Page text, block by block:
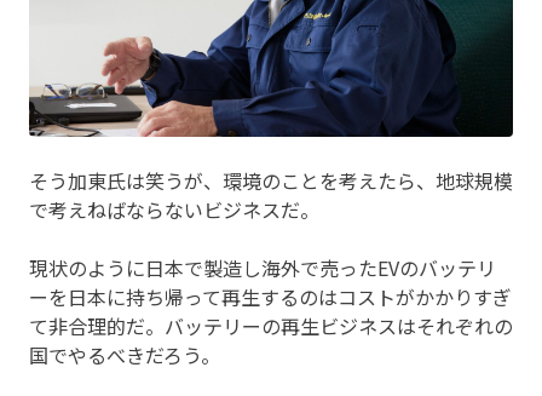
そう加東氏は笑うが、環境のことを考えたら、地球規模
で考えねばならないビジネスだ。
現状のように日本で製造し海外で売ったEVのバッテリ
ーを日本に持ち帰って再生するのはコストがかかりすぎ
て非合理的だ。バッテリーの再生ビジネスはそれぞれの
国でやるべきだろう。